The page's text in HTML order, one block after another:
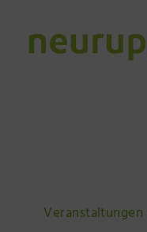
Veranstaltungen